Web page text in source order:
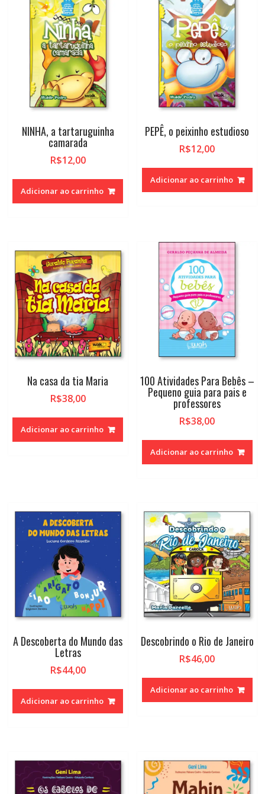
NINHA, a tartaruguinha
camarada
R$12,00
Adicionar ao carrinho
PEPÊ, o peixinho estudioso
R$12,00
Adicionar ao carrinho
Na casa da tia Maria
R$38,00
Adicionar ao carrinho
100 Atividades Para Bebês –
Pequeno guia para pais e
professores
R$38,00
Adicionar ao carrinho
A Descoberta do Mundo das
Letras
R$44,00
Adicionar ao carrinho
Descobrindo o Rio de Janeiro
R$46,00
Adicionar ao carrinho